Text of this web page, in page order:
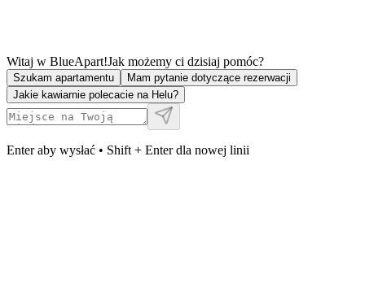
Witaj w BlueApart!Jak możemy ci dzisiaj pomóc?
Szukam apartamentu
Mam pytanie dotyczące rezerwacji
Jakie kawiarnie polecacie na Helu?
Enter aby wysłać • Shift + Enter dla nowej linii